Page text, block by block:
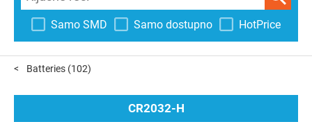
Samo SMD Samo dostupno HotPrice
Batteries (102)
CR2032-H